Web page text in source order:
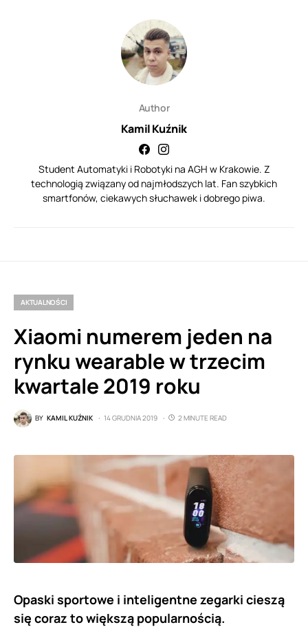
Author
Kamil Kuźnik
Student Automatyki i Robotyki na AGH w Krakowie. Z
technologią związany od najmłodszych lat. Fan szybkich
smartfonów, ciekawych słuchawek i dobrego piwa.
AKTUALNOŚCI
Xiaomi numerem jeden na
rynku wearable w trzecim
kwartale 2019 roku
BY KAMIL KUŹNIK 14 GRUDNIA 2019 2 MINUTE READ
Opaski sportowe i inteligentne zegarki cieszą
się coraz to większą popularnością.